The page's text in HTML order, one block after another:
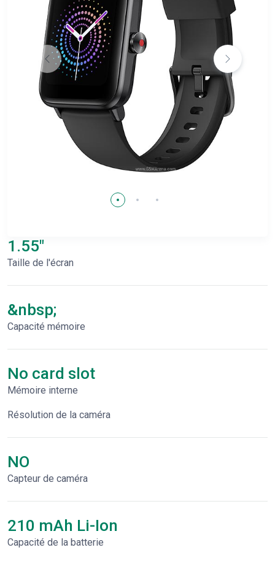
1.55"
Taille de l'écran
&nbsp;
Capacité mémoire
No card slot
Mémoire interne
Résolution de la caméra
NO
Capteur de caméra
210 mAh Li-Ion
Capacité de la batterie